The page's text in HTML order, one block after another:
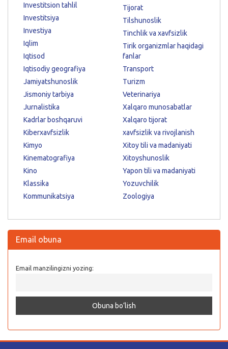
Investitsion tahlil
Investitsiya
Investiya
Iqlim
Iqtisod
Iqtisodiy geografiya
Jamiyatshunoslik
Jismoniy tarbiya
Jurnalistika
Kadrlar boshqaruvi
Kiberxavfsizlik
Kimyo
Kinematografiya
Kino
Klassika
Kommunikatsiya
Tijorat
Tilshunoslik
Tinchlik va xavfsizlik
Tirik organizmlar haqidagi
fanlar
Transport
Turizm
Veterinariya
Xalqaro munosabatlar
Xalqaro tijorat
xavfsizlik va rivojlanish
Xitoy tili va madaniyati
Xitoyshunoslik
Yapon tili va madaniyati
Yozuvchilik
Zoologiya
Email obuna
Email manzilingizni yozing: